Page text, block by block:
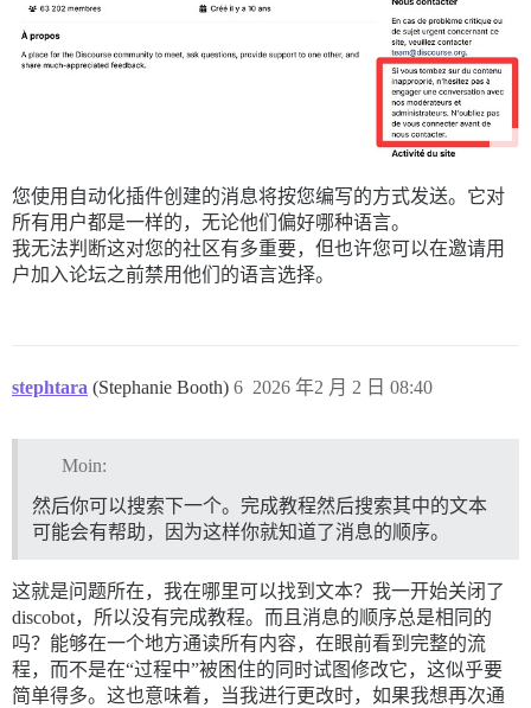
您使用自动化插件创建的消息将按您编写的方式发送。它对
所有用户都是一样的，无论他们偏好哪种语言。
我无法判断这对您的社区有多重要，但也许您可以在邀请用
户加入论坛之前禁用他们的语言选择。
stephtara (Stephanie Booth) 2026 年2 月 2 日 08:40
6
Moin:
然后你可以搜索下一个。完成教程然后搜索其中的文本
可能会有帮助，因为这样你就知道了消息的顺序。
这就是问题所在，我在哪里可以找到文本？我一开始关闭了
discobot，所以没有完成教程。而且消息的顺序总是相同的
吗？能够在一个地方通读所有内容，在眼前看到完整的流
程，而不是在“过程中”被困住的同时试图修改它，这似乎要
简单得多。这也意味着，当我进行更改时，如果我想再次通